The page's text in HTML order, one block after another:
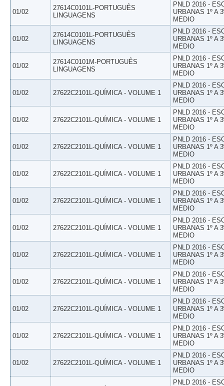
01/02
27614C0101L-PORTUGUÊS
LINGUAGENS
PNLD 2016 -
URBANAS 1º A
MEDIO
01/02
27614C0101L-PORTUGUÊS
LINGUAGENS
PNLD 2016 -
URBANAS 1º A
MEDIO
01/02
27614C0101M-PORTUGUÊS
LINGUAGENS
PNLD 2016 -
URBANAS 1º A
MEDIO
01/02 27622C2101L-QUÍMICA - VOLUME 1
PNLD 2016 -
URBANAS 1º A
MEDIO
01/02 27622C2101L-QUÍMICA - VOLUME 1
PNLD 2016 -
URBANAS 1º A
MEDIO
01/02 27622C2101L-QUÍMICA - VOLUME 1
PNLD 2016 -
URBANAS 1º A
MEDIO
01/02 27622C2101L-QUÍMICA - VOLUME 1
PNLD 2016 -
URBANAS 1º A
MEDIO
01/02 27622C2101L-QUÍMICA - VOLUME 1
PNLD 2016 -
URBANAS 1º A
MEDIO
01/02 27622C2101L-QUÍMICA - VOLUME 1
PNLD 2016 -
URBANAS 1º A
MEDIO
01/02 27622C2101L-QUÍMICA - VOLUME 1
PNLD 2016 -
URBANAS 1º A
MEDIO
01/02 27622C2101L-QUÍMICA - VOLUME 1
PNLD 2016 -
URBANAS 1º A
MEDIO
01/02 27622C2101L-QUÍMICA - VOLUME 1
PNLD 2016 -
URBANAS 1º A
MEDIO
01/02 27622C2101L-QUÍMICA - VOLUME 1
PNLD 2016 -
URBANAS 1º A
MEDIO
01/02 27622C2101L-QUÍMICA - VOLUME 1
PNLD 2016 -
URBANAS 1º A
MEDIO
PNLD 2016 -